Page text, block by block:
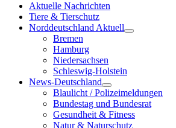
Aktuelle Nachrichten
Tiere & Tierschutz
Norddeutschland Aktuell
Bremen
Hamburg
Niedersachsen
Schleswig-Holstein
News-Deutschland
Blaulicht / Polizeimeldungen
Bundestag und Bundesrat
Gesundheit & Fitness
Natur & Naturschutz